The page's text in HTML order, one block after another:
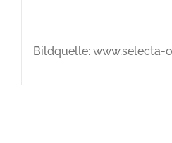
Bildquelle: www.selecta-